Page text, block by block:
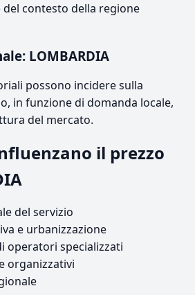
del contesto della regione
LOMBARDIA
possono incidere sulla
in funzione di domanda locale,
del mercato.
il prezzo
del servizio
e urbanizzazione
operatori specializzati
organizzativi